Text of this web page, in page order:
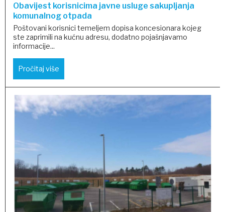
Obavijest korisnicima javne usluge sakupljanja
komunalnog otpada
Poštovani korisnici temeljem dopisa koncesionara kojeg
ste zaprimili na kućnu adresu, dodatno pojašnjavamo
informacije...
Pročitaj više